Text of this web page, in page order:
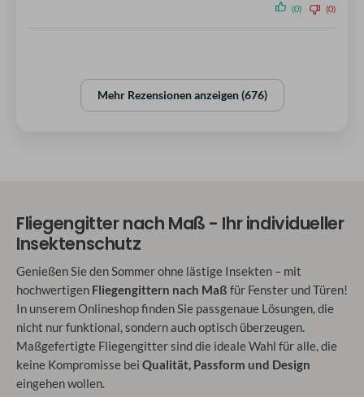
(0) (0)
Mehr Rezensionen anzeigen (676)
Fliegengitter nach Maß - Ihr individueller
Insektenschutz
Genießen Sie den Sommer ohne lästige Insekten – mit
hochwertigen Fliegengittern nach Maß für Fenster und Türen!
In unserem Onlineshop finden Sie passgenaue Lösungen, die
nicht nur funktional, sondern auch optisch überzeugen.
Maßgefertigte Fliegengitter sind die ideale Wahl für alle, die
keine Kompromisse bei Qualität, Passform und Design
eingehen wollen.